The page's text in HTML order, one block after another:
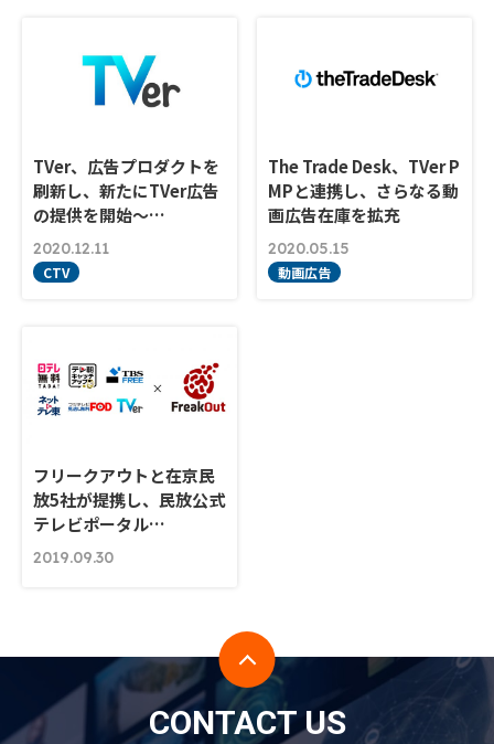
TVer、広告プロダクトを
刷新し、新たにTVer広告
の提供を開始〜…
2020.12.11
CTV
The Trade Desk、TVer P
MPと連携し、さらなる動
画広告在庫を拡充
2020.05.15
動画広告
フリークアウトと在京民
放5社が提携し、民放公式
テレビポータル…
2019.09.30
CONTACT US